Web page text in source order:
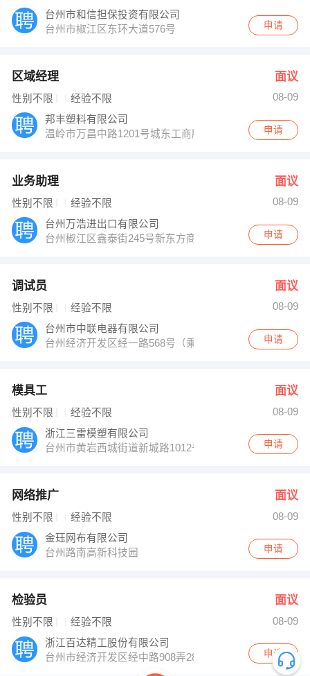
台州市和信担保投资有限公司
台州市椒江区东环大道576号
申请
区域经理 面议
性别不限 经验不限
08-09
邦丰塑料有限公司
温岭市万昌中路1201号城东工商所6楼0576-86086880
申请
业务助理 面议
性别不限 经验不限
08-09
台州万浩进出口有限公司
台州椒江区鑫泰街245号新东方商厦（德家家居）三楼
申请
调试员 面议
性别不限 经验不限
08-09
台州市中联电器有限公司
台州经济开发区经一路568号（乘901公交三官堂下）
申请
模具工 面议
性别不限 经验不限
08-09
浙江三雷模塑有限公司
台州市黄岩西城街道新城路1012号
申请
网络推广 面议
性别不限 经验不限
08-09
金珏网布有限公司
台州路南高新科技园
申请
检验员 面议
性别不限 经验不限
08-09
浙江百达精工股份有限公司
台州市经济开发区经中路908弄28号（椒江车辆检测站旁
申请